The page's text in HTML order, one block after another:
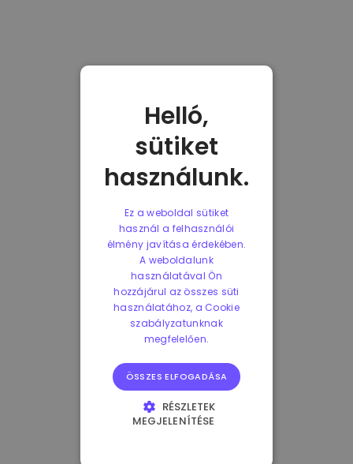
Helló,
sütiket
használunk.
Ez a weboldal sütiket
használ a felhasználói
élmény javítása érdekében.
A weboldalunk
használatával Ön
hozzájárul az összes süti
használatához, a Cookie
szabályzatunknak
megfelelően.
ÖSSZES ELFOGADÁSA
RÉSZLETEK
MEGJELENÍTÉSE